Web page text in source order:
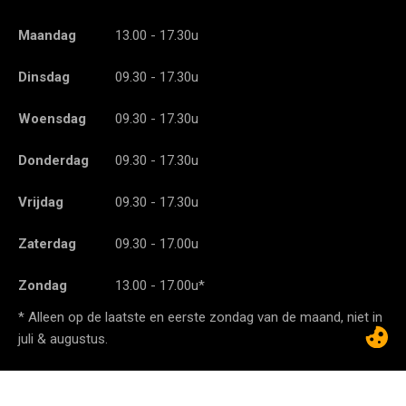
Maandag 13.00 - 17.30u
Dinsdag 09.30 - 17.30u
Woensdag 09.30 - 17.30u
Donderdag 09.30 - 17.30u
Vrijdag 09.30 - 17.30u
Zaterdag 09.30 - 17.00u
Zondag
13.00 - 17.00u*
* Alleen op de laatste en eerste zondag van de maand, niet in
juli & augustus.